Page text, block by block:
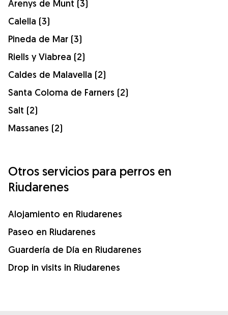
Arenys de Munt (3)
Calella (3)
Pineda de Mar (3)
Riells y Viabrea (2)
Caldes de Malavella (2)
Santa Coloma de Farners (2)
Salt (2)
Massanes (2)
Otros servicios para perros en
Riudarenes
Alojamiento en Riudarenes
Paseo en Riudarenes
Guardería de Día en Riudarenes
Drop in visits in Riudarenes